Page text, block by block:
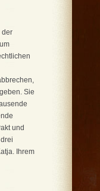
der
Sie
und
Ihrem